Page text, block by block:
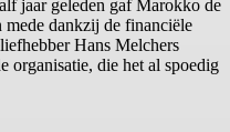
jaar geleden gaf Marokko de
mede dankzij de financiële
Hans Melchers
organisatie, die het al spoedig